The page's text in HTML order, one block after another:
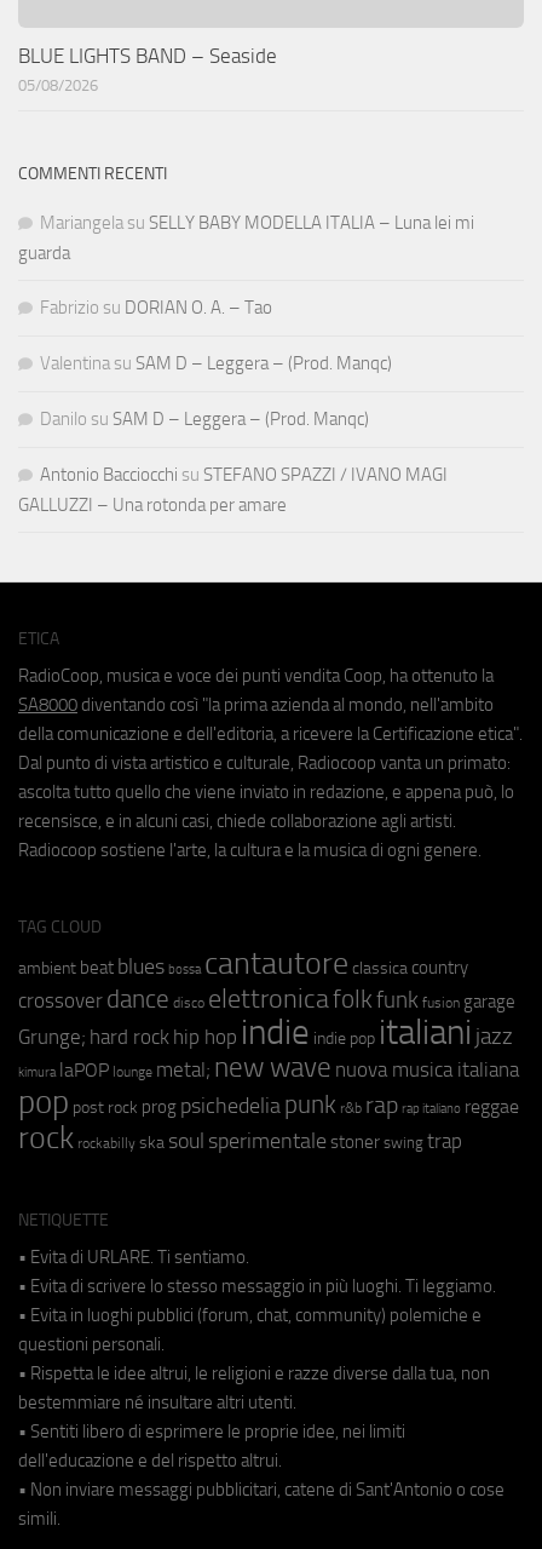
BLUE LIGHTS BAND – Seaside
05/08/2026
COMMENTI RECENTI
Mariangela su SELLY BABY MODELLA ITALIA – Luna lei mi
guarda
Fabrizio su DORIAN O. A. – Tao
Valentina su SAM D – Leggera – (Prod. Manqc)
Danilo su SAM D – Leggera – (Prod. Manqc)
Antonio Bacciocchi su STEFANO SPAZZI / IVANO MAGI
GALLUZZI – Una rotonda per amare
ETICA
RadioCoop, musica e voce dei punti vendita Coop, ha ottenuto la
SA8000 diventando così "la prima azienda al mondo, nell'ambito
della comunicazione e dell'editoria, a ricevere la Certificazione etica".
Dal punto di vista artistico e culturale, Radiocoop vanta un primato:
ascolta tutto quello che viene inviato in redazione, e appena può, lo
recensisce, e in alcuni casi, chiede collaborazione agli artisti.
Radiocoop sostiene l'arte, la cultura e la musica di ogni genere.
TAG CLOUD
ambient beat blues bossa cantautore classica country
crossover dance disco elettronicafolkfunk fusion garage
Grunge; hard rock hip hop indie indie pop italiani jazz
kimura laPOP lounge metal; new wave nuova musica italiana
pop post rock prog psichedeliapunk r&b rap rap italiano reggae
rock rockabilly ska soul sperimentale stoner swing trap
NETIQUETTE
• Evita di URLARE. Ti sentiamo.
• Evita di scrivere lo stesso messaggio in più luoghi. Ti leggiamo.
• Evita in luoghi pubblici (forum, chat, community) polemiche e
questioni personali.
• Rispetta le idee altrui, le religioni e razze diverse dalla tua, non
bestemmiare né insultare altri utenti.
• Sentiti libero di esprimere le proprie idee, nei limiti
dell'educazione e del rispetto altrui.
• Non inviare messaggi pubblicitari, catene di Sant'Antonio o cose
simili.